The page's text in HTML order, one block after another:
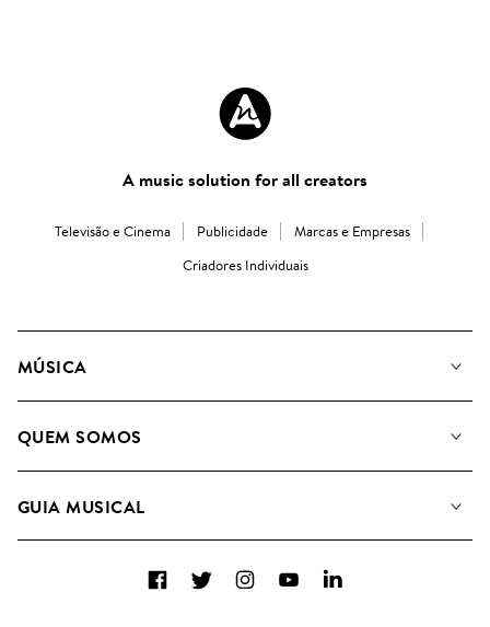
A music solution for all creators
Televisão e Cinema Publicidade
Marcas e Empresas
Criadores Individuais
MÚSICA
Pesquisar
QUEM SOMOS
Como usamos a IA
GUIA MUSICAL
FacebookTwitterInstagramYouTubeLinkedIn